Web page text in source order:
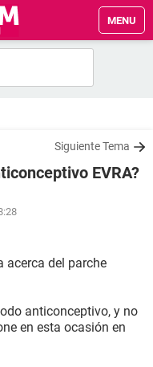
MENU
Siguiente Tema
EVRA?
acerca del parche
anticonceptivo, y no
en esta ocasión en